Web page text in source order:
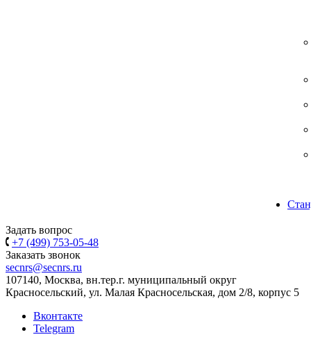
Задать вопрос
+7 (499) 753-05-48
Заказать звонок
secnrs@secnrs.ru
107140, Москва, вн.тер.г. муниципальный округ
Красносельский, ул. Малая Красносельская, дом 2/8, корпус 5
Вконтакте
Telegram